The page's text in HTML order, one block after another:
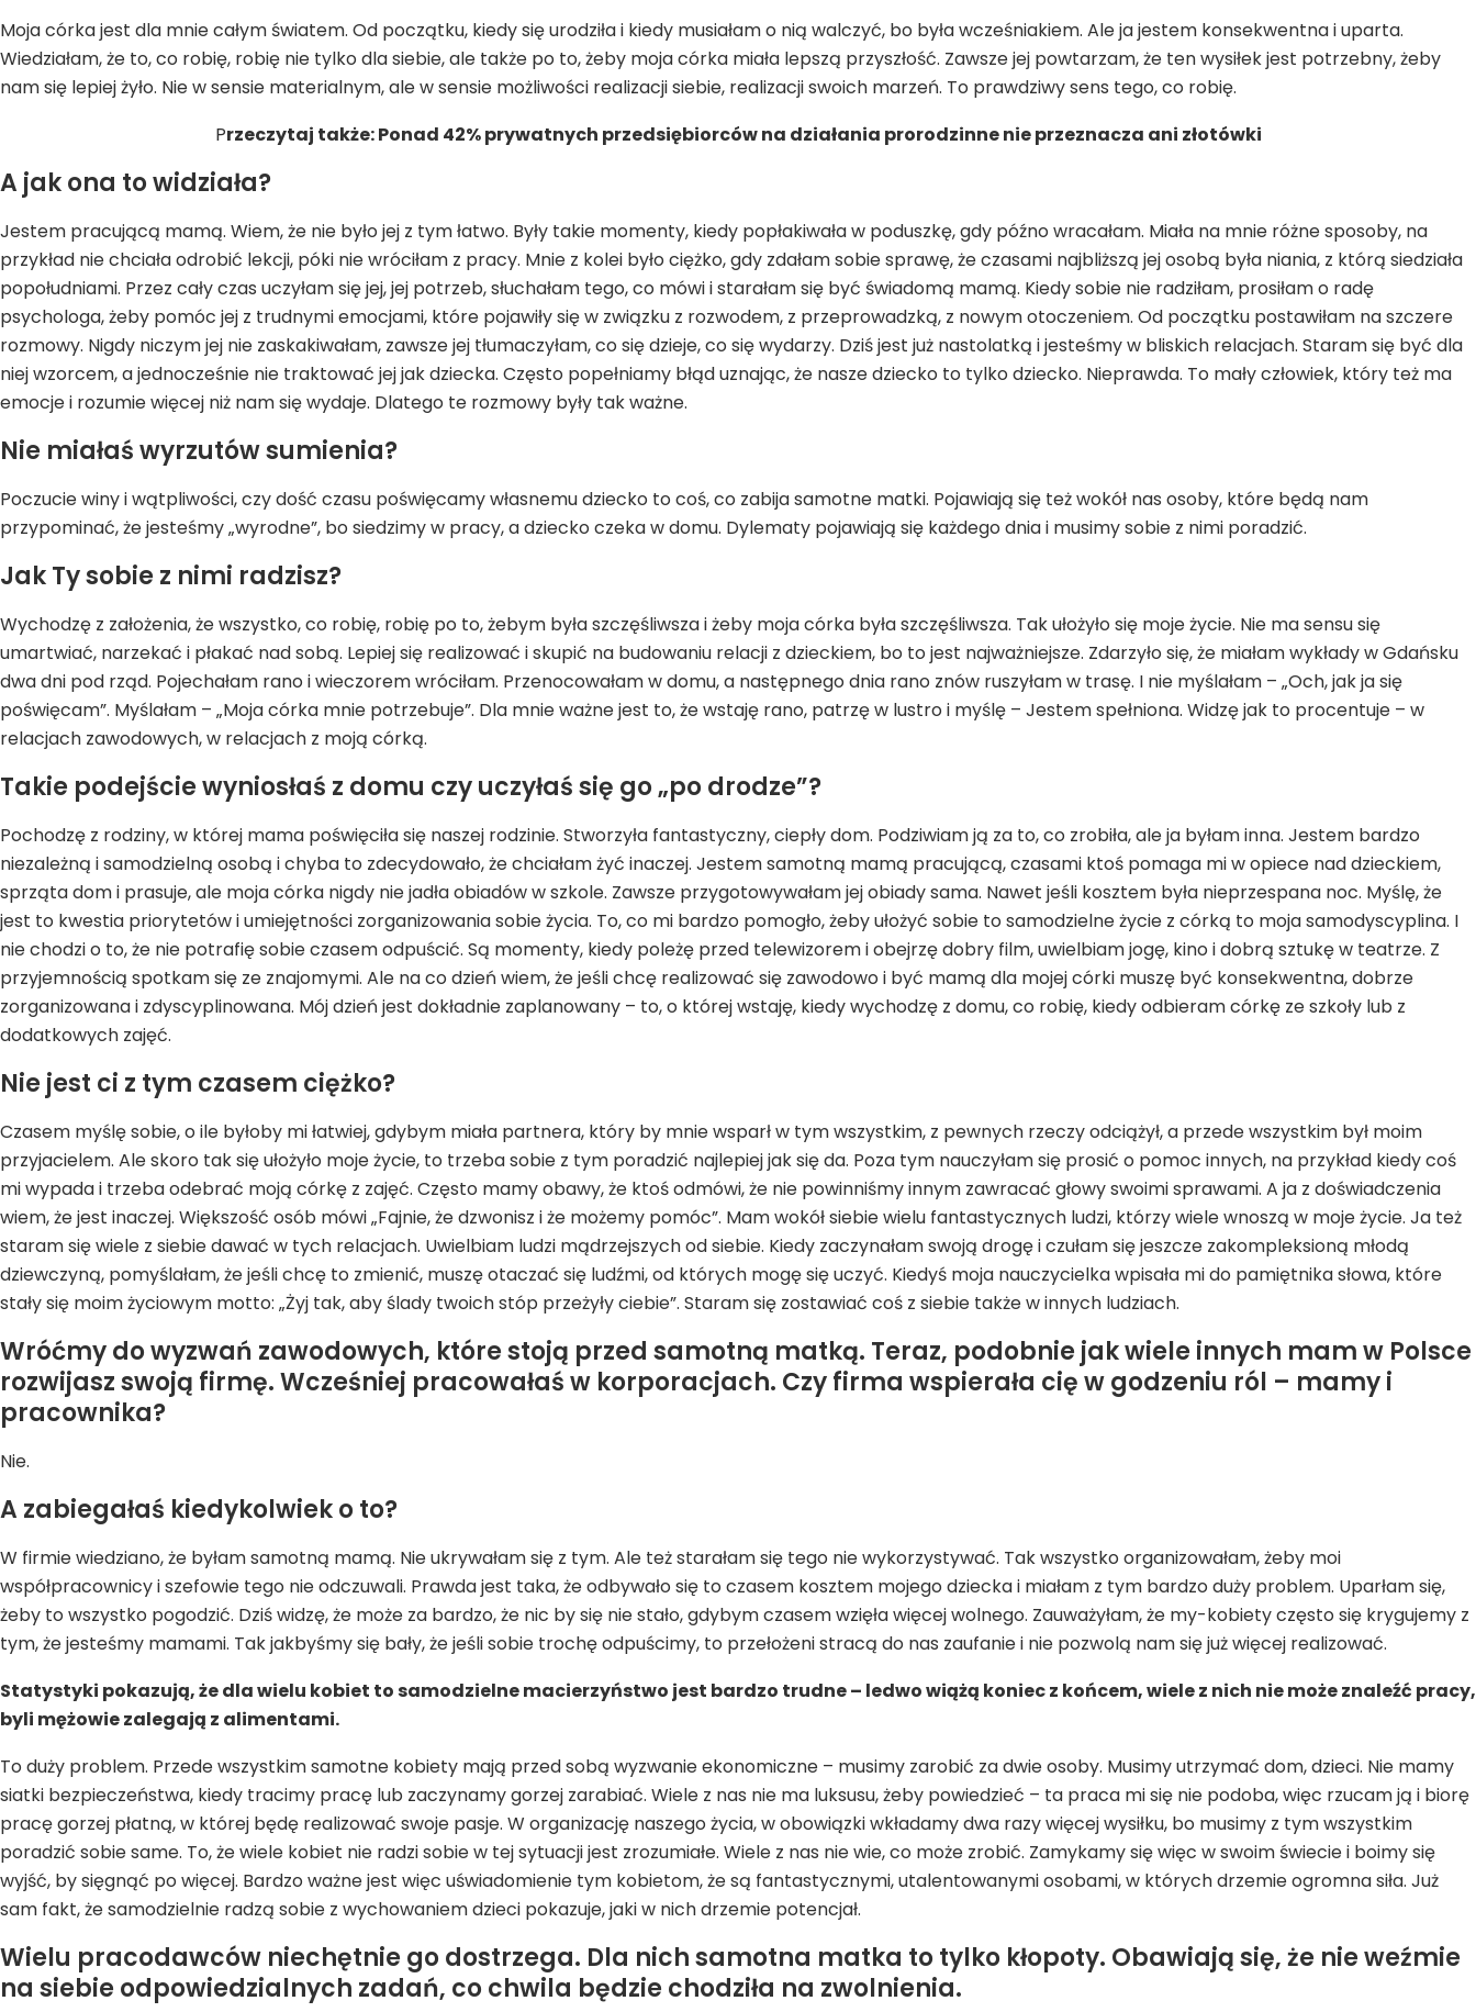
Moja córka jest dla mnie całym światem. Od początku, kiedy się urodziła i kiedy musiałam o nią walczyć, bo była wcześniakiem. Ale ja jestem konsekwentna i uparta.
Wiedziałam, że to, co robię, robię nie tylko dla siebie, ale także po to, żeby moja córka miała lepszą przyszłość. Zawsze jej powtarzam, że ten wysiłek jest potrzebny, żeby
nam się lepiej żyło. Nie w sensie materialnym, ale w sensie możliwości realizacji siebie, realizacji swoich marzeń. To prawdziwy sens tego, co robię.
Przeczytaj także: Ponad 42% prywatnych przedsiębiorców na działania prorodzinne nie przeznacza ani złotówki
A jak ona to widziała?
Jestem pracującą mamą. Wiem, że nie było jej z tym łatwo. Były takie momenty, kiedy popłakiwała w poduszkę, gdy późno wracałam. Miała na mnie różne sposoby, na
przykład nie chciała odrobić lekcji, póki nie wróciłam z pracy. Mnie z kolei było ciężko, gdy zdałam sobie sprawę, że czasami najbliższą jej osobą była niania, z którą siedziała
popołudniami. Przez cały czas uczyłam się jej, jej potrzeb, słuchałam tego, co mówi i starałam się być świadomą mamą. Kiedy sobie nie radziłam, prosiłam o radę
psychologa, żeby pomóc jej z trudnymi emocjami, które pojawiły się w związku z rozwodem, z przeprowadzką, z nowym otoczeniem. Od początku postawiłam na szczere
rozmowy. Nigdy niczym jej nie zaskakiwałam, zawsze jej tłumaczyłam, co się dzieje, co się wydarzy. Dziś jest już nastolatką i jesteśmy w bliskich relacjach. Staram się być dla
niej wzorcem, a jednocześnie nie traktować jej jak dziecka. Często popełniamy błąd uznając, że nasze dziecko to tylko dziecko. Nieprawda. To mały człowiek, który też ma
emocje i rozumie więcej niż nam się wydaje. Dlatego te rozmowy były tak ważne.
Nie miałaś wyrzutów sumienia?
Poczucie winy i wątpliwości, czy dość czasu poświęcamy własnemu dziecko to coś, co zabija samotne matki. Pojawiają się też wokół nas osoby, które będą nam
przypominać, że jesteśmy „wyrodne”, bo siedzimy w pracy, a dziecko czeka w domu. Dylematy pojawiają się każdego dnia i musimy sobie z nimi poradzić.
Jak Ty sobie z nimi radzisz?
Wychodzę z założenia, że wszystko, co robię, robię po to, żebym była szczęśliwsza i żeby moja córka była szczęśliwsza. Tak ułożyło się moje życie. Nie ma sensu się
umartwiać, narzekać i płakać nad sobą. Lepiej się realizować i skupić na budowaniu relacji z dzieckiem, bo to jest najważniejsze. Zdarzyło się, że miałam wykłady w Gdańsku
dwa dni pod rząd. Pojechałam rano i wieczorem wróciłam. Przenocowałam w domu, a następnego dnia rano znów ruszyłam w trasę. I nie myślałam – „Och, jak ja się
poświęcam”. Myślałam – „Moja córka mnie potrzebuje”. Dla mnie ważne jest to, że wstaję rano, patrzę w lustro i myślę – Jestem spełniona. Widzę jak to procentuje – w
relacjach zawodowych, w relacjach z moją córką.
Takie podejście wyniosłaś z domu czy uczyłaś się go „po drodze”?
Pochodzę z rodziny, w której mama poświęciła się naszej rodzinie. Stworzyła fantastyczny, ciepły dom. Podziwiam ją za to, co zrobiła, ale ja byłam inna. Jestem bardzo
niezależną i samodzielną osobą i chyba to zdecydowało, że chciałam żyć inaczej. Jestem samotną mamą pracującą, czasami ktoś pomaga mi w opiece nad dzieckiem,
sprząta dom i prasuje, ale moja córka nigdy nie jadła obiadów w szkole. Zawsze przygotowywałam jej obiady sama. Nawet jeśli kosztem była nieprzespana noc. Myślę, że
jest to kwestia priorytetów i umiejętności zorganizowania sobie życia. To, co mi bardzo pomogło, żeby ułożyć sobie to samodzielne życie z córką to moja samodyscyplina. I
nie chodzi o to, że nie potrafię sobie czasem odpuścić. Są momenty, kiedy poleżę przed telewizorem i obejrzę dobry film, uwielbiam jogę, kino i dobrą sztukę w teatrze. Z
przyjemnością spotkam się ze znajomymi. Ale na co dzień wiem, że jeśli chcę realizować się zawodowo i być mamą dla mojej córki muszę być konsekwentna, dobrze
zorganizowana i zdyscyplinowana. Mój dzień jest dokładnie zaplanowany – to, o której wstaję, kiedy wychodzę z domu, co robię, kiedy odbieram córkę ze szkoły lub z
dodatkowych zajęć.
Nie jest ci z tym czasem ciężko?
Czasem myślę sobie, o ile byłoby mi łatwiej, gdybym miała partnera, który by mnie wsparł w tym wszystkim, z pewnych rzeczy odciążył, a przede wszystkim był moim
przyjacielem. Ale skoro tak się ułożyło moje życie, to trzeba sobie z tym poradzić najlepiej jak się da. Poza tym nauczyłam się prosić o pomoc innych, na przykład kiedy coś
mi wypada i trzeba odebrać moją córkę z zajęć. Często mamy obawy, że ktoś odmówi, że nie powinniśmy innym zawracać głowy swoimi sprawami. A ja z doświadczenia
wiem, że jest inaczej. Większość osób mówi „Fajnie, że dzwonisz i że możemy pomóc”. Mam wokół siebie wielu fantastycznych ludzi, którzy wiele wnoszą w moje życie. Ja też
staram się wiele z siebie dawać w tych relacjach. Uwielbiam ludzi mądrzejszych od siebie. Kiedy zaczynałam swoją drogę i czułam się jeszcze zakompleksioną młodą
dziewczyną, pomyślałam, że jeśli chcę to zmienić, muszę otaczać się ludźmi, od których mogę się uczyć. Kiedyś moja nauczycielka wpisała mi do pamiętnika słowa, które
stały się moim życiowym motto: „Żyj tak, aby ślady twoich stóp przeżyły ciebie”. Staram się zostawiać coś z siebie także w innych ludziach.
Wróćmy do wyzwań zawodowych, które stoją przed samotną matką. Teraz, podobnie jak wiele innych mam w Polsce
rozwijasz swoją firmę. Wcześniej pracowałaś w korporacjach. Czy firma wspierała cię w godzeniu ról – mamy i
pracownika?
Nie.
A zabiegałaś kiedykolwiek o to?
W firmie wiedziano, że byłam samotną mamą. Nie ukrywałam się z tym. Ale też starałam się tego nie wykorzystywać. Tak wszystko organizowałam, żeby moi
współpracownicy i szefowie tego nie odczuwali. Prawda jest taka, że odbywało się to czasem kosztem mojego dziecka i miałam z tym bardzo duży problem. Uparłam się,
żeby to wszystko pogodzić. Dziś widzę, że może za bardzo, że nic by się nie stało, gdybym czasem wzięła więcej wolnego. Zauważyłam, że my-kobiety często się krygujemy z
tym, że jesteśmy mamami. Tak jakbyśmy się bały, że jeśli sobie trochę odpuścimy, to przełożeni stracą do nas zaufanie i nie pozwolą nam się już więcej realizować.
Statystyki pokazują, że dla wielu kobiet to samodzielne macierzyństwo jest bardzo trudne – ledwo wiążą koniec z końcem, wiele z nich nie może znaleźć pracy,
byli mężowie zalegają z alimentami.
To duży problem. Przede wszystkim samotne kobiety mają przed sobą wyzwanie ekonomiczne – musimy zarobić za dwie osoby. Musimy utrzymać dom, dzieci. Nie mamy
siatki bezpieczeństwa, kiedy tracimy pracę lub zaczynamy gorzej zarabiać. Wiele z nas nie ma luksusu, żeby powiedzieć – ta praca mi się nie podoba, więc rzucam ją i biorę
pracę gorzej płatną, w której będę realizować swoje pasje. W organizację naszego życia, w obowiązki wkładamy dwa razy więcej wysiłku, bo musimy z tym wszystkim
poradzić sobie same. To, że wiele kobiet nie radzi sobie w tej sytuacji jest zrozumiałe. Wiele z nas nie wie, co może zrobić. Zamykamy się więc w swoim świecie i boimy się
wyjść, by sięgnąć po więcej. Bardzo ważne jest więc uświadomienie tym kobietom, że są fantastycznymi, utalentowanymi osobami, w których drzemie ogromna siła. Już
sam fakt, że samodzielnie radzą sobie z wychowaniem dzieci pokazuje, jaki w nich drzemie potencjał.
Wielu pracodawców niechętnie go dostrzega. Dla nich samotna matka to tylko kłopoty. Obawiają się, że nie weźmie
na siebie odpowiedzialnych zadań, co chwila będzie chodziła na zwolnienia.